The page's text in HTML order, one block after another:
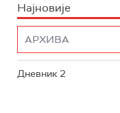
Најновије
Дневник 2